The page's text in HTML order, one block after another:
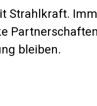
Strahlkraft.
bleiben.